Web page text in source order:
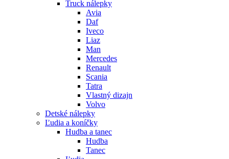
Truck nálepky
Avia
Daf
Iveco
Liaz
Man
Mercedes
Renault
Scania
Tatra
Vlastný dizajn
Volvo
Detské nálepky
Ľudia a koníčky
Hudba a tanec
Hudba
Tanec